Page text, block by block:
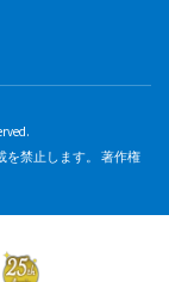
を禁止します。 著作権